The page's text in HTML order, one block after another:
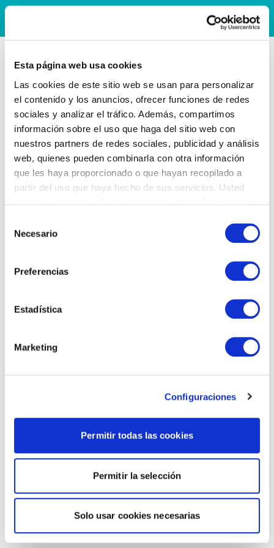
Esta página web usa cookies
Las cookies de este sitio web se usan para personalizar
el contenido y los anuncios, ofrecer funciones de redes
sociales y analizar el tráfico. Además, compartimos
información sobre el uso que haga del sitio web con
nuestros partners de redes sociales, publicidad y análisis
web, quienes pueden combinarla con otra información
que les haya proporcionado o que hayan recopilado a
partir del uso que haya hecho de sus servicios. Usted
Necesario
Preferencias
Estadística
Marketing
Configuraciones
Permitir todas las cookies
Permitir la selección
Solo usar cookies necesarias